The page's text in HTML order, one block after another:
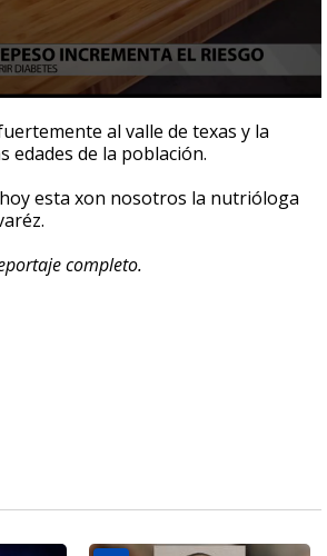
al valle de texas y la
edades de la población.
esta xon nosotros la nutrióloga
completo.